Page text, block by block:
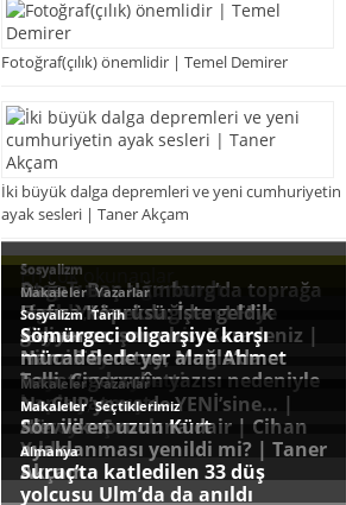
Fotoğraf(çılık) önemlidir | Temel Demirer
İki büyük dalga depremleri ve yeni cumhuriyetin
ayak sesleri | Taner Akçam
En çok okunanlar